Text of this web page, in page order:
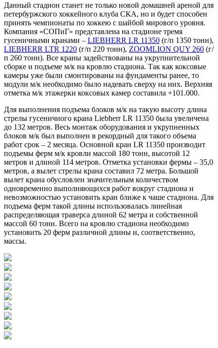
Данный стадион станет не только новой домашней ареной для
петербуржского хоккейного клуба СКА, но и будет способен
принять чемпионаты по хоккею с шайбой мирового уровня.
Компания «СОПиГ» представлена на стадионе тремя
гусеничными кранами – LIEBHERR LR 11350 (г/п 1350 тонн),
LIEBHERR LTR 1220 (г/п 220 тонн), ZOOMLION QUY 260 (г/
п 260 тонн). Все краны задействованы на укрупнительной
сборке и подъеме м/к на кровлю стадиона. Так как коксовые
камеры уже были смонтированы на фундаменты ранее, то
модули м/к необходимо было надевать сверху на них. Верхняя
отметка м/к этажерки коксовых камер составила +101.000.
Для выполнения подъема блоков м/к на такую высоту длина
стрелы гусеничного крана Liebherr LR 11350 была увеличена
до 132 метров. Весь монтаж оборудования и укрупненных
блоков м/к был выполнен в рекордный для такого объема
работ срок – 2 месяца. Основной кран LR 11350 производит
подъемы ферм м/к кровли массой 180 тонн, высотой 12
метров и длиной 114 метров. Отметка установки фермы – 35,0
метров, а вылет стрелы крана составил 72 метра. Большой
вылет крана обусловлен значительным количеством
одновременно выполняющихся работ вокруг стадиона и
невозможностью установить кран ближе к чаше стадиона. Для
подъема ферм такой длины использовалась линейная
распределяющая траверса длиной 62 метра и собственной
массой 60 тонн. Всего на кровлю стадиона необходимо
установить 20 ферм различной длины и, соответственно,
массы.